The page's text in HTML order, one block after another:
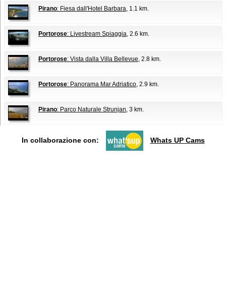
Pirano: Fiesa dall'Hotel Barbara, 1.1 km.
Portorose: Livestream Spiaggia, 2.6 km.
Portorose: Vista dalla Villa Bellevue, 2.8 km.
Portorose: Panorama Mar Adriatico, 2.9 km.
Pirano: Parco Naturale Strunjan, 3 km.
In collaborazione con: Whats UP Cams